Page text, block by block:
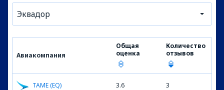
Эквадор
Авиакомпания
Общая
оценка
Количество
отзывов
TAME (EQ) 3.6 3